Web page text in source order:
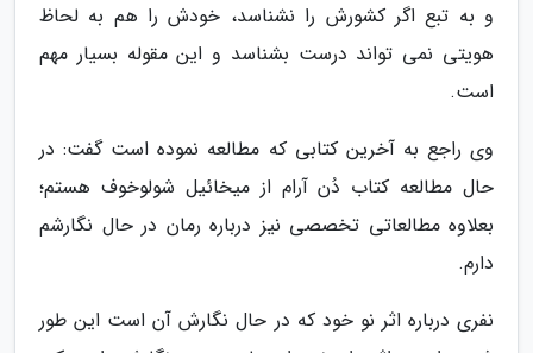
و به تبع اگر کشورش را نشناسد، خودش را هم به لحاظ
هویتی نمی تواند درست بشناسد و این مقوله بسیار مهم
است.
وی راجع به آخرین کتابی که مطالعه نموده است گفت: در
حال مطالعه کتاب دُن آرام از میخائیل شولوخوف هستم؛
بعلاوه مطالعاتی تخصصی نیز درباره رمان در حال نگارشم
دارم.
نفری درباره اثر نو خود که در حال نگارش آن است این طور